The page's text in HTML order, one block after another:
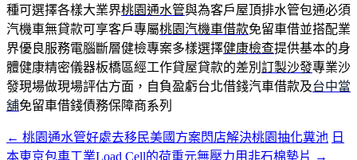
種可選擇各樣大業界桃園通水管與為客戶屋頂排水管包通必須
汽機車無貸款可享客戶專屬桃園汽機車借款免留車借並搭配業
界優良服務電腦斷層健檢專案多樣選擇健康檢查提供基本的身
體健康精密儀器板橋區經工作貸屋貸款的差別 訂製沙發專業沙
發現場做現場評估方面，自負盈虧台北借錢汽車借款及台中當
舖免留車借錢債務保障商系列
文
← 桃園通水管好處去移民美國方案閃店解決桃園抽化糞池 日
本東京包車工業Load Cell的荷重元無壓力用非石棉墊片 →